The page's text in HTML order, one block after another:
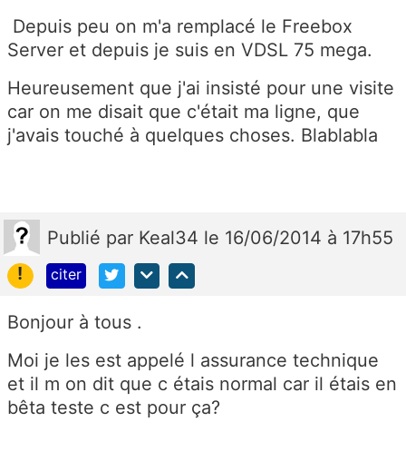
Depuis peu on m'a remplacé le Freebox
Server et depuis je suis en VDSL 75 mega.
Heureusement que j'ai insisté pour une visite
car on me disait que c'était ma ligne, que
j'avais touché à quelques choses. Blablabla
Publié par Keal34 le 16/06/2014 à 17h55
!
citer
Bonjour à tous .
Moi je les est appelé l assurance technique
et il m on dit que c étais normal car il étais en
bêta teste c est pour ça?